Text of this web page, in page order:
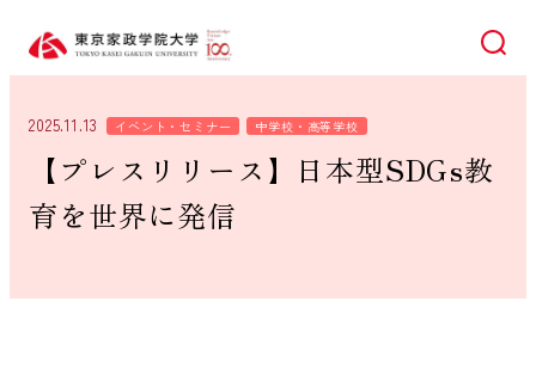
検索
2025.11.13 イベント・セミナー 中学校・高等学校
【プレスリリース】日本型SDGs教
育を世界に発信